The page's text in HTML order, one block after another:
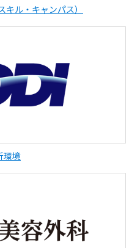
ル・キャンパス）
環境